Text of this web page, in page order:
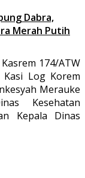
Dabra,
Merah Putih
174/ATW
Log Korem
Merauke
Kesehatan
Kepala Dinas